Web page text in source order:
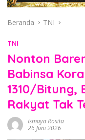
Beranda TNI
TNI
Nonton
Babinsa
1310/Bitung,
Rakyat Tak
Ismaya Rosita
26 Juni 2026